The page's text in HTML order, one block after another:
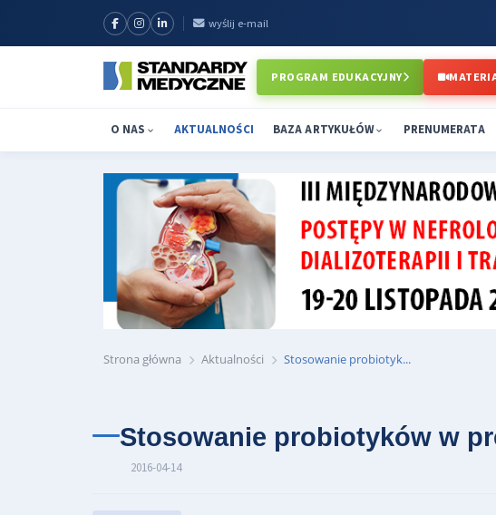
wyślij e-mail
PROGRAM EDUKACYJNY
O NAS AKTUALNOŚCI BAZA ARTYKUŁÓW PRENUMERATA
Strona główna Aktualności Stosowanie probiotyk...
Stosowanie probiotyków w
2016-04-14